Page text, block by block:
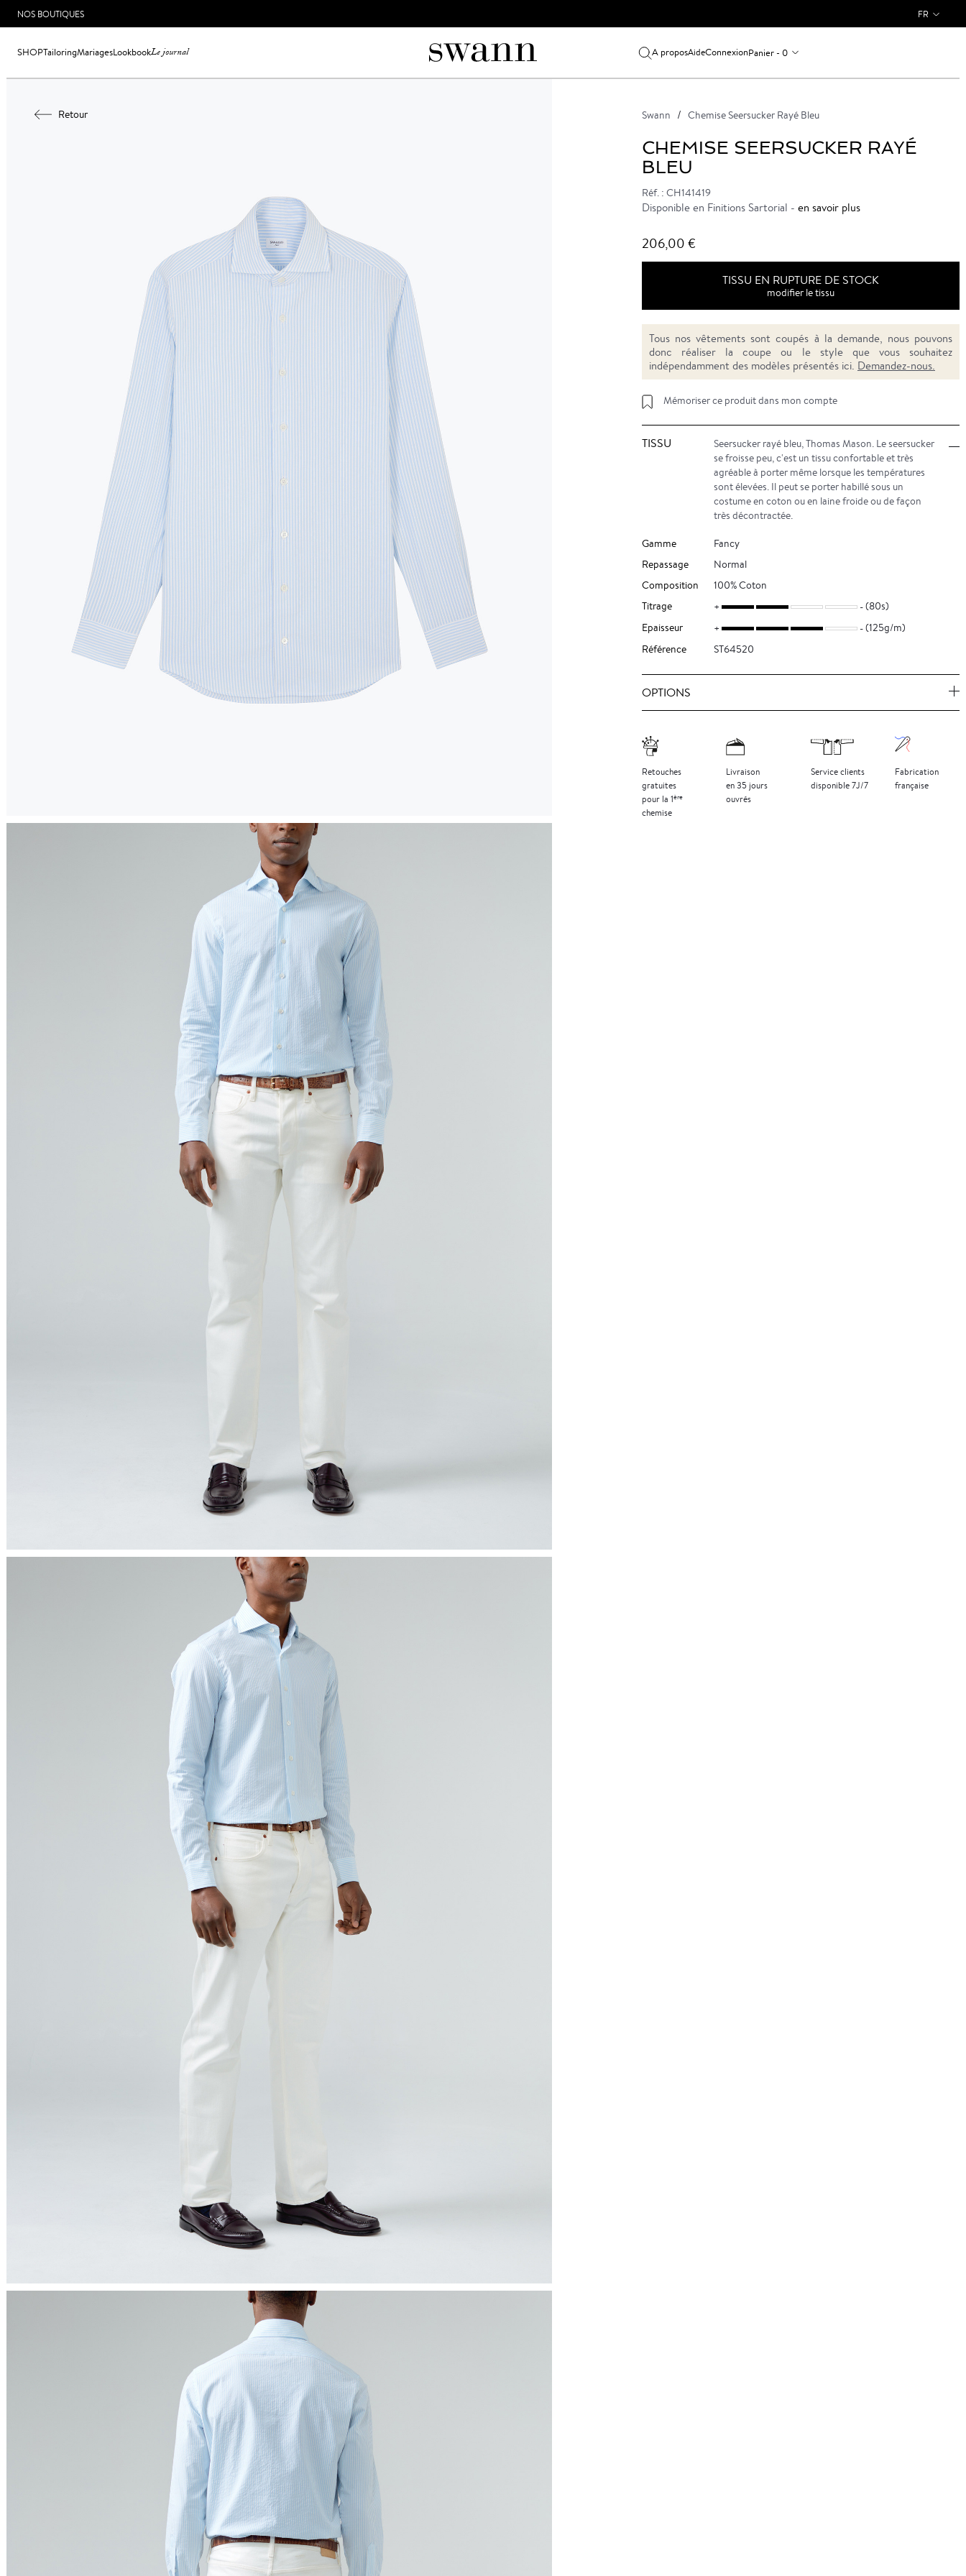
NOS BOUTIQUES FR
SHOPTailoringMariagesLookbookLe journal A proposAideConnexionPanier - 0
Retour Swann Chemise Seersucker Rayé Bleu
CHEMISE SEERSUCKER RAYÉ
BLEU
Réf. : CH141419
Disponible en Finitions Sartorial - en savoir plus
206,00 €
TISSU EN RUPTURE DE STOCK
modifier le tissu
Tous nos vêtements sont coupés à la demande, nous pouvons
donc réaliser la coupe ou le style que vous souhaitez
indépendamment des modèles présentés ici. Demandez-nous.
Mémoriser ce produit dans mon compte
TISSU
Seersucker rayé bleu, Thomas Mason. Le seersucker
se froisse peu, c'est un tissu confortable et très
agréable à porter même lorsque les températures
sont élevées. Il peut se porter habillé sous un
costume en coton ou en laine froide ou de façon
très décontractée.
Gamme
Fancy
Repassage
Normal
Composition
100% Coton
Titrage
(80s)
Epaisseur
(125g/m)
Référence
ST64520
OPTIONS
Retouches
gratuites
pour la 1ère
chemise
Livraison
en 35 jours
ouvrés
Service clients
disponible 7J/7
Fabrication
française